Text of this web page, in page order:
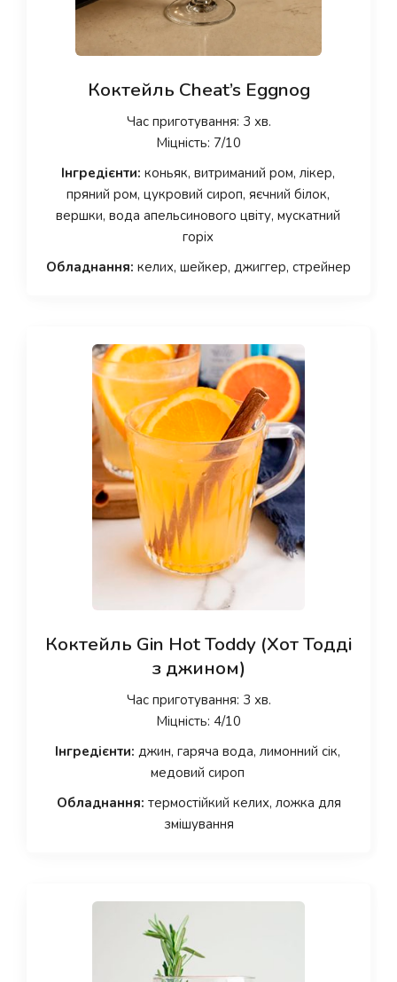
Коктейль Cheat’s Eggnog
Час приготування: 3 хв.
Міцність: 7/10
Інгредієнти: коньяк, витриманий ром, лікер,
пряний ром, цукровий сироп, яєчний білок,
вершки, вода апельсинового цвіту, мускатний
горіх
Обладнання: келих, шейкер, джиггер, стрейнер
Коктейль Gin Hot Toddy (Хот Тодді
з джином)
Час приготування: 3 хв.
Міцність: 4/10
Інгредієнти: джин, гаряча вода, лимонний сік,
медовий сироп
Обладнання: термостійкий келих, ложка для
змішування